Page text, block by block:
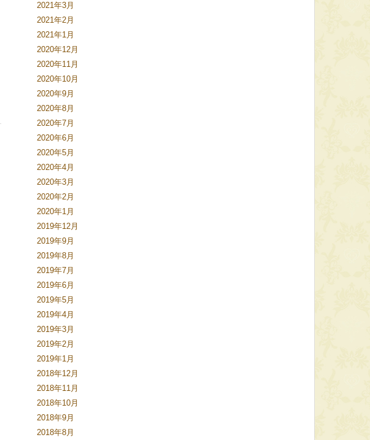
2021年3月
2021年2月
2021年1月
2020年12月
2020年11月
2020年10月
2020年9月
2020年8月
2020年7月
2020年6月
2020年5月
2020年4月
2020年3月
2020年2月
2020年1月
2019年12月
2019年9月
2019年8月
2019年7月
2019年6月
2019年5月
2019年4月
2019年3月
2019年2月
2019年1月
2018年12月
2018年11月
2018年10月
2018年9月
2018年8月